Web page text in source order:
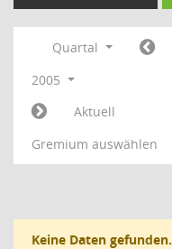
Quartal
2005
Aktuell
Gremium auswählen
Keine Daten gefunden.